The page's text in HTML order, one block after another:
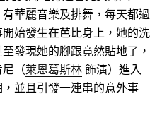
華麗音樂及排舞，每天都過
始發生在芭比身上，她的洗
發現她的腳跟竟然貼地了，
（萊恩葛斯林 飾演）進入
並且引發一連串的意外事